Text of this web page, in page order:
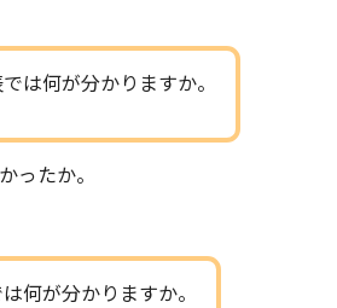
は何が分かりますか。
ったか。
何が分かりますか。